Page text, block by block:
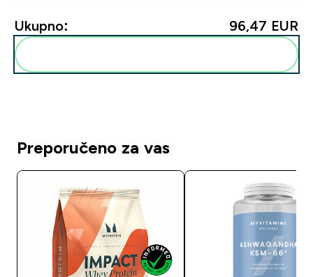
Ukupno: 96,47 EUR‎
Preporučeno za vas